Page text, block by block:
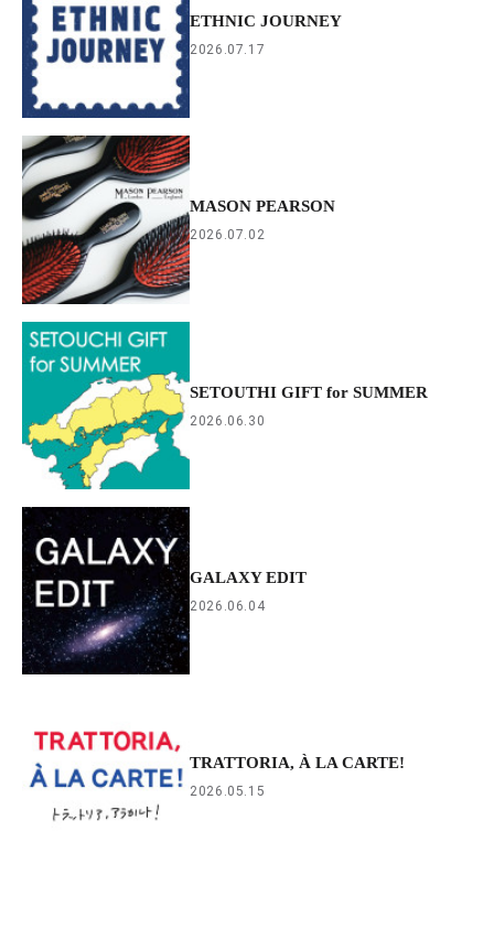
ETHNIC JOURNEY
2026.07.17
MASON PEARSON
2026.07.02
SETOUTHI GIFT for SUMMER
2026.06.30
GALAXY EDIT
2026.06.04
TRATTORIA, À LA CARTE!
2026.05.15